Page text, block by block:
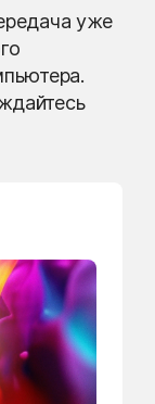
уже